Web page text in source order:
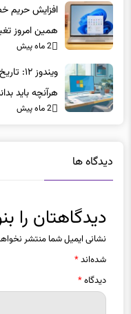
همین امروز
هرآنچه باید
2 ماه پیش
نشانی ایمیل شما منتشر
شده‌اند*
دیدگاه*